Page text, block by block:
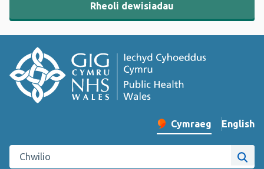
Rheoli dewisiadau
Newid iaith y wefan
Cymraeg English
–
Chwilio gwefan Iechyd Cyhoeddus Cymru